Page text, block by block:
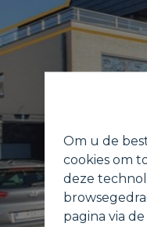
Om u de
cookies om
deze
pagina via